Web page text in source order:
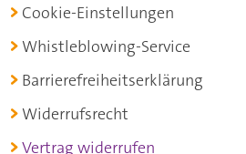
Cookie-Einstellungen
Whistleblowing-Service
Barrierefreiheitserklärung
Widerrufsrecht
Vertrag widerrufen